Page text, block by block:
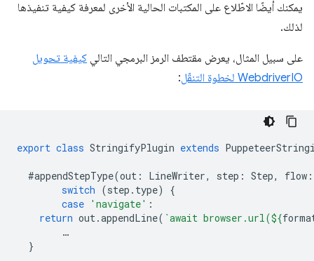
يمكنك أيضًا الاطّلاع على المكتبات الحالية الأخرى لمعرفة كيفية تنفيذها
لذلك.
على سبيل المثال، يعرض مقتطف الرمز البرمجي التالي كيفية تحويل
WebdriverIO لخطوة التنقّل
:
export class StringifyPlugin extends
#appendStepType(out : LineWriter, step : Step, flow :
switch (step . type)
{
case 'navigate' :
return out.appendLine( `await browser.url(${
…
}